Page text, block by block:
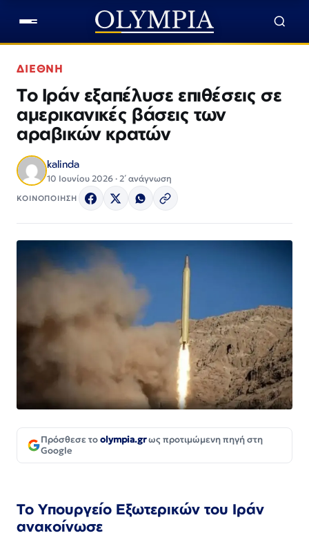
ΔΙΕΘΝΗ
Το Ιράν εξαπέλυσε επιθέσεις σε
αμερικανικές βάσεις των
αραβικών κρατών
kalinda
10 Ιουνίου 2026 · 2΄ ανάγνωση
ΚΟΙΝΟΠΟΙΗΣΗ
Πρόσθεσε τοolympia.grως προτιμώμενη πηγή στη
Google
Το Υπουργείο Εξωτερικών του Ιράν
ανακοίνωσε